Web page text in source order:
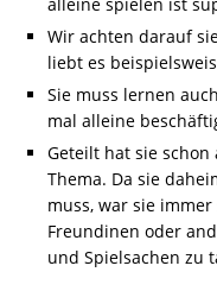
Wir achten darauf
liebt es
Sie muss lernen
mal alleine
Geteilt hat sie schon
Thema. Da sie
muss, war sie
Freundinen oder
und Spielsachen zu